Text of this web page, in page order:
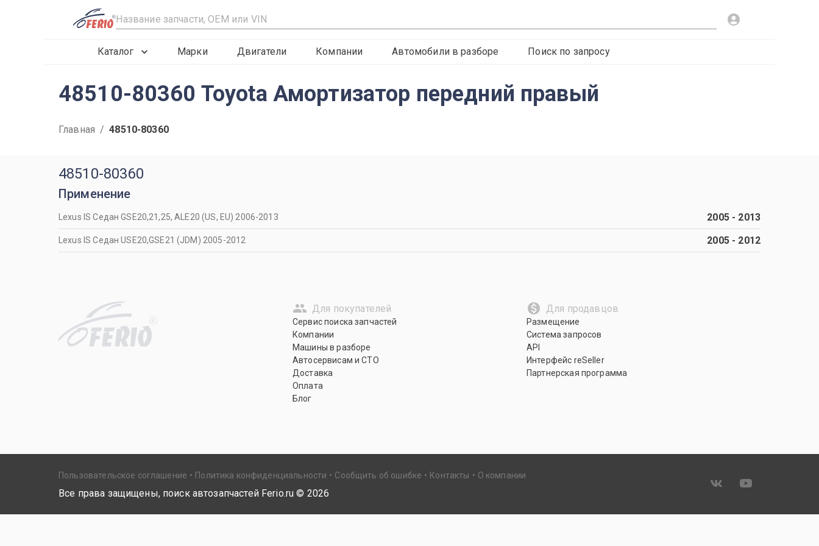
R
Каталог Марки Двигатели Компании Автомобили в разборе Поиск по запросу
48510-80360 Toyota Амортизатор передний правый
Главная / 48510-80360
48510-80360
Применение
Lexus IS Седан GSE20,21,25, ALE20 (US, EU) 2006-2013 2005- 2013
Lexus IS Седан USE20,GSE21 (JDM) 2005-2012 2005- 2012
R
Для покупателей
Сервис поиска запчастей
Компании
Машины в разборе
Автосервисам и СТО
Доставка
Оплата
Блог
Для продавцов
Размещение
Система запросов
API
Интерфейс reSeller
Партнерская программа
Пользовательское соглашение Политика конфиденциальности Сообщить об ошибке Контакты О компании
Все права защищены, поиск автозапчастей Ferio.ru © 2026